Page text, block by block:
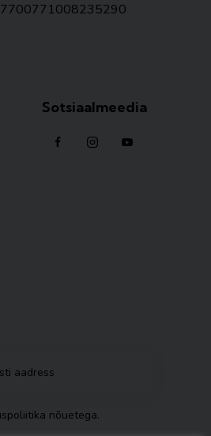
Sotsiaalmeedia
nõuetega.